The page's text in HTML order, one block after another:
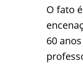
O fato
60